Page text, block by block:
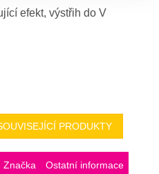
efekt, výstřih do V
PRODUKTY
Značka Ostatní informace